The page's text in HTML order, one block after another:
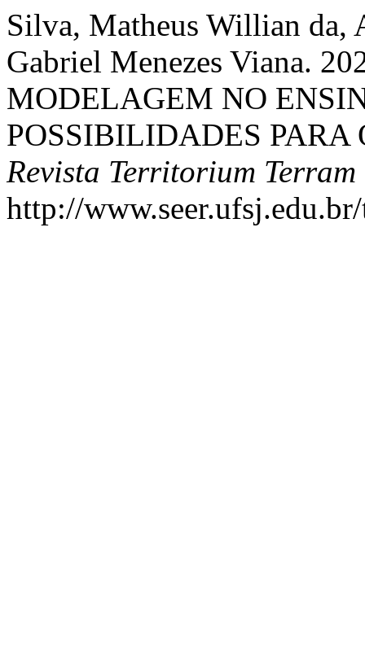
Silva, Matheus Willian da,
Gabriel Menezes Viana.
MODELAGEM NO
POSSIBILIDADES
Revista Territorium Terram
http://